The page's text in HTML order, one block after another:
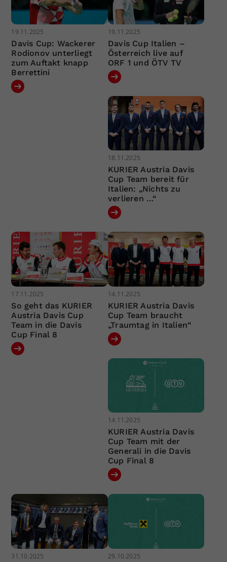
19.11.2025
Davis Cup: Wackerer
Rodionov unterliegt
zum Auftakt knapp
Berrettini
19.11.2025
Davis Cup Italien –
Österreich live auf
ORF 1 und ÖTV TV
18.11.2025
KURIER Austria Davis
Cup Team bereit für
Italien: „Nichts zu
verlieren …“
17.11.2025
So geht das KURIER
Austria Davis Cup
Team in die Davis
Cup Final 8
14.11.2025
KURIER Austria Davis
Cup Team braucht
„Traumtag in Italien“
14.11.2025
KURIER Austria Davis
Cup Team mit der
Generali in die Davis
Cup Final 8
31.10.2025 29.10.2025